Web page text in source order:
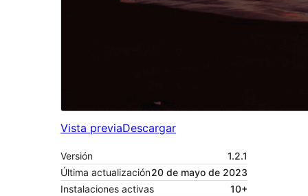
Vista previaDescargar
Versión
1.2.1
Última actualización20 de mayo de 2023
Instalaciones activas
10+